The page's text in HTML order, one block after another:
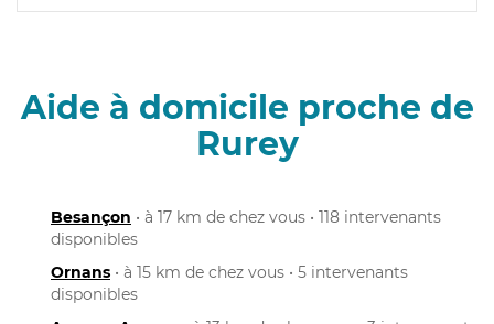
Aide à domicile proche de
Rurey
Besançon • à 17 km de chez vous • 118 intervenants
disponibles
Ornans • à 15 km de chez vous • 5 intervenants
disponibles